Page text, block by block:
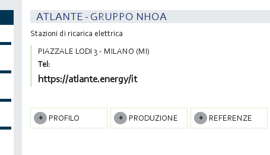
ATLANTE - GRUPPO NHOA
Stazioni di ricarica elettrica
PIAZZALE LODI 3 - MILANO (MI)
Tel:
https://atlante.energy/it
PROFILO PRODUZIONE REFERENZE